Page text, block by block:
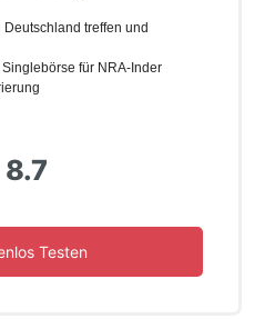
Deutschland treffen und
für NRA-Inder
8.7
Testen